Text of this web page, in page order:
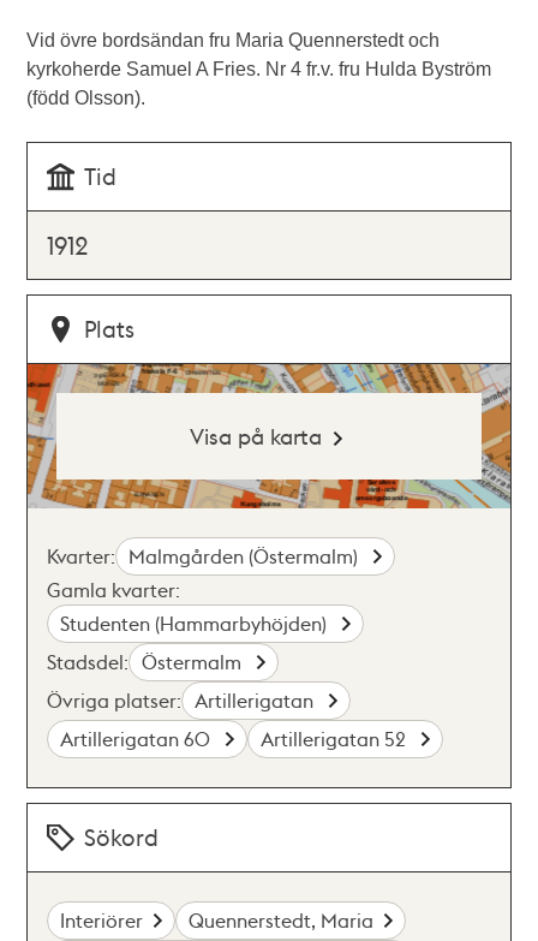
Vid övre bordsändan fru Maria Quennerstedt och
kyrkoherde Samuel A Fries. Nr 4 fr.v. fru Hulda Byström
(född Olsson).
Tid
1912
Plats
Visa på karta
Kvarter: Malmgården (Östermalm)
Gamla kvarter:
Studenten (Hammarbyhöjden)
Stadsdel: Östermalm
Övriga platser: Artillerigatan
Artillerigatan 60
Artillerigatan 52
Sökord
Interiörer
Quennerstedt, Maria